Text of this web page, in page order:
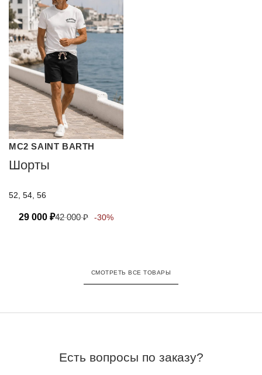
MC2 SAINT BARTH
Шорты
52, 54, 56
29 000 ₽42 000₽ -30%
СМОТРЕТЬ ВСЕ ТОВАРЫ
Есть вопросы по заказу?